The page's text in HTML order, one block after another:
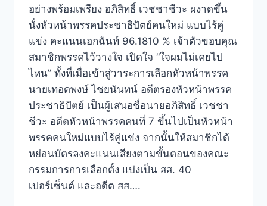
อย่างพร้อมเพรียง อภิสิทธิ์ เวชชาชีวะ ผงาดขึ้น
นั่งหัวหน้าพรรคประชาธิปัตย์คนใหม่ แบบไร้คู่
แข่ง คะแนนเอกฉันท์ 96.1810 % เจ้าตัวขอบคุณ
สมาชิกพรรคไว้วางใจ เปิดใจ “ใจผมไม่เคยไป
ไหน” ทั้งที่เมื่อเข้าสู่วาระการเลือกหัวหน้าพรรค
นายเทอดพงษ์ ไชยนันทน์ อดีตรองหัวหน้าพรรค
ประชาธิปัตย์ เป็นผู้เสนอชื่อนายอภิสิทธิ์ เวชชา
ชีวะ อดีตหัวหน้าพรรคคนที่ 7 ขึ้นไปเป็นหัวหน้า
พรรคคนใหม่แบบไร้คู่แข่ง จากนั้นให้สมาชิกได้
หย่อนบัตรลงคะแนนเสียงตามขั้นตอนของคณะ
กรรมการการเลือกตั้ง แบ่งเป็น สส. 40
เปอร์เซ็นต์ และอดีต สส….